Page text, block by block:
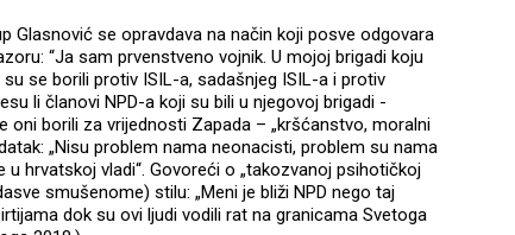
Glasnović se opravdava na način koji posve odgovara
“Ja sam prvenstveno vojnik. U mojoj brigadi koju
se borili protiv ISIL-a, sadašnjeg ISIL-a i protiv
li članovi NPD-a koji su bili u njegovoj brigadi -
oni borili za vrijednosti Zapada – „kršćanstvo, moralni
„Nisu problem nama neonacisti, problem su nama
hrvatskoj vladi“. Govoreći o „takozvanoj psihotičkoj
smušenome) stilu: „Meni je bliži NPD nego taj
dok su ovi ljudi vodili rat na granicama Svetoga